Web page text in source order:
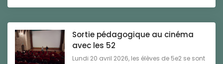
Sortie pédagogique au cinéma
avec les 52
Lundi 20 avril 2026, les élèves de 5e2 se sont